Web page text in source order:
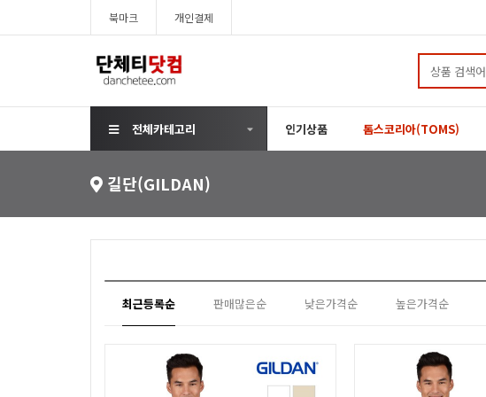
북마크 개인결제
전체카테고리 인기상품 톰스코리아(TOMS)
길단(GILDAN)
최근등록순 판매많은순 낮은가격순 높은가격순